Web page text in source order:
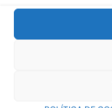
boxes e preservar
erro, extravasando
mesmo ponto que
Aron faturou a